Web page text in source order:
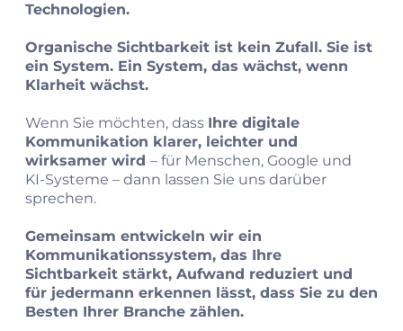
Technologien.
Organische Sichtbarkeit ist kein Zufall. Sie ist
ein System. Ein System, das wächst, wenn
Klarheit wächst.
Wenn Sie möchten, dass Ihre digitale
Kommunikation klarer, leichter und
wirksamer wird – für Menschen, Google und
KI‑Systeme – dann lassen Sie uns darüber
sprechen.
Gemeinsam entwickeln wir ein
Kommunikationssystem, das Ihre
Sichtbarkeit stärkt, Aufwand reduziert und
für jedermann erkennen lässt, dass Sie zu den
Besten Ihrer Branche zählen.